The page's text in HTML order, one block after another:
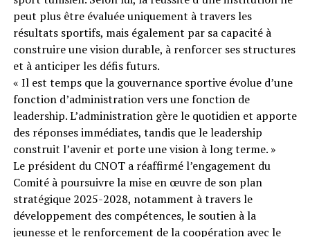
peut plus être évaluée uniquement à travers les
résultats sportifs, mais également par sa capacité à
construire une vision durable, à renforcer ses structures
et à anticiper les défis futurs.
« Il est temps que la gouvernance sportive évolue d’une
fonction d’administration vers une fonction de
leadership. L’administration gère le quotidien et apporte
des réponses immédiates, tandis que le leadership
construit l’avenir et porte une vision à long terme. »
Le président du CNOT a réaffirmé l’engagement du
Comité à poursuivre la mise en œuvre de son plan
stratégique 2025-2028, notamment à travers le
développement des compétences, le soutien à la
jeunesse et le renforcement de la coopération avec le